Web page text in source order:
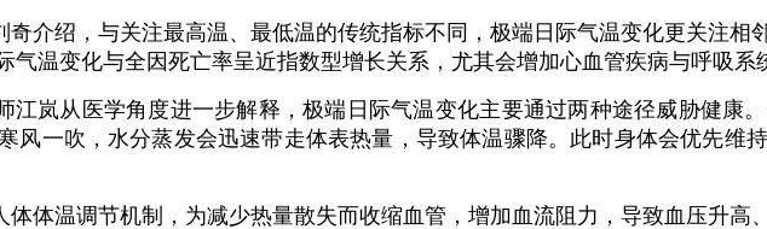
介绍，与关注最高温、最低温的传统指标不同，极端日际气温变化更关注
气温变化与全因死亡率呈近指数型增长关系，尤其会增加心血管疾病与呼吸系
江岚从医学角度进一步解释，极端日际气温变化主要通过两种途径威胁健康
风一吹，水分蒸发会迅速带走体表热量，导致体温骤降。此时身体会优先维
体体温调节机制，为减少热量散失而收缩血管，增加血流阻力，导致血压升